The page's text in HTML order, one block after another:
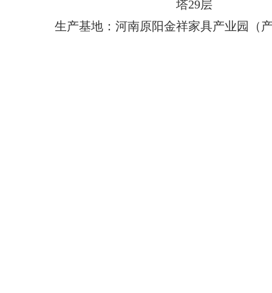
塔29层
生产基地：河南原阳金祥家具产业园（